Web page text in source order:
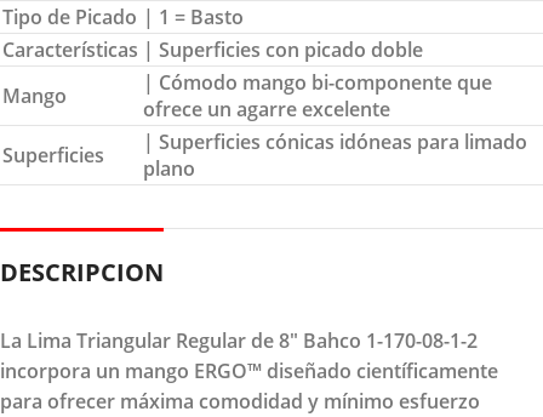
Tipo de Picado | 1 = Basto
Características | Superficies con picado doble
Mango
| Cómodo mango bi-componente que
ofrece un agarre excelente
Superficies
| Superficies cónicas idóneas para limado
plano
DESCRIPCION
La Lima Triangular Regular de 8" Bahco 1-170-08-1-2
incorpora un mango ERGO™ diseñado científicamente
para ofrecer máxima comodidad y mínimo esfuerzo